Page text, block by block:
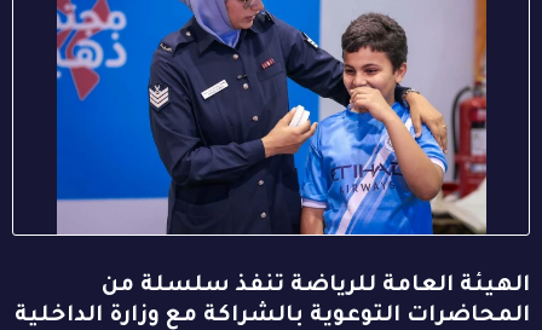
الهيئة العامة للرياضة تنفذ سلسلة من
المحاضرات التوعوية بالشراكة مع وزارة الداخلية